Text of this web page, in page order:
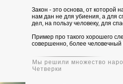
Закон - это основа, от которой
нам дан не для убиения, а для
дел, на пользу человеку, для
Пример про такого хорошего
совершенно, более человечный
Мы решили множество
Четверки